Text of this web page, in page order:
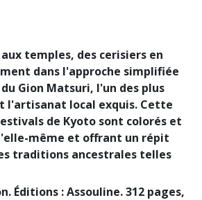
temples, des cerisiers en
dans l'approche simplifiée
Gion Matsuri, l'un des plus
l'artisanat local exquis. Cette
de Kyoto sont colorés et
même et offrant un répit
traditions ancestrales telles
Éditions : Assouline. 312 pages,